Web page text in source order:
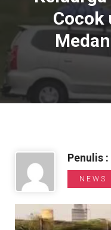
Comercial
Brosur Toyota
Informasi Toyota
Cocok
Penulis
NEWS